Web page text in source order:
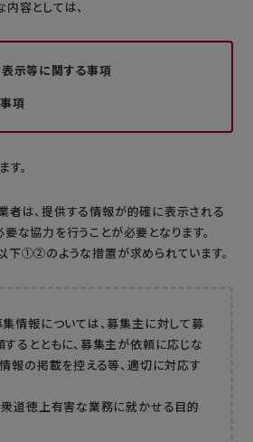
容としては、
示等に関する事項
項
。
者は、提供する情報が的確に表示される
な協力を行うことが必要となります。
下①②のような措置が求められています。
報については、募集主に対して募
るとともに、募集主が依頼に応じな
報の掲載を控える等、適切に対応す
道徳上有害な業務に就かせる目的